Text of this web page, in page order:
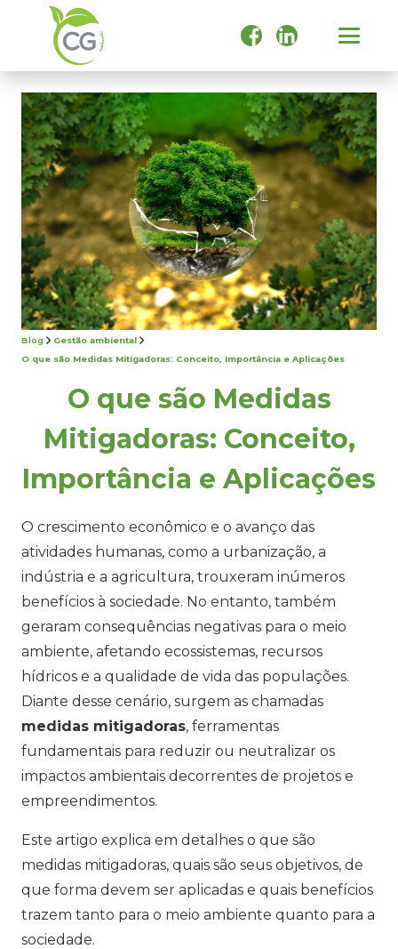
Blog
Gestão ambiental
O que são Medidas Mitigadoras: Conceito, Importância e Aplicações
O que são Medidas
Mitigadoras: Conceito,
Importância e Aplicações
O crescimento econômico e o avanço das
atividades humanas, como a urbanização, a
indústria e a agricultura, trouxeram inúmeros
benefícios à sociedade. No entanto, também
geraram consequências negativas para o meio
ambiente, afetando ecossistemas, recursos
hídricos e a qualidade de vida das populações.
Diante desse cenário, surgem as chamadas
medidas mitigadoras, ferramentas
fundamentais para reduzir ou neutralizar os
impactos ambientais decorrentes de projetos e
empreendimentos.
Este artigo explica em detalhes o que são
medidas mitigadoras, quais são seus objetivos, de
que forma devem ser aplicadas e quais benefícios
trazem tanto para o meio ambiente quanto para a
sociedade.